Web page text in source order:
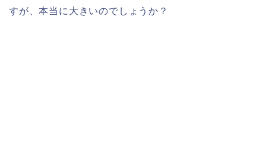
すが、本当に大きいのでしょうか？